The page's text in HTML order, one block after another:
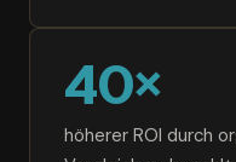
40×
höherer ROI durch